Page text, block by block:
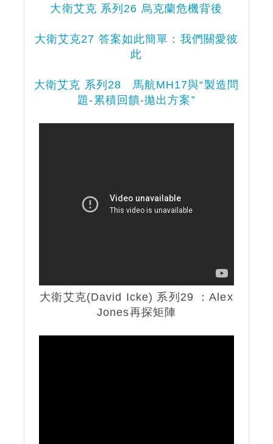
大衛艾克 系列26 烏克蘭危機背後
大衛艾克27 答案如此簡單：我們關愛彼
此
大衛艾克 系列28 馬航MH17與“製造問
題-累積回饋-拋出方案”
大衛艾克(David Icke) 系列29 ：Alex
Jones再探矩陣